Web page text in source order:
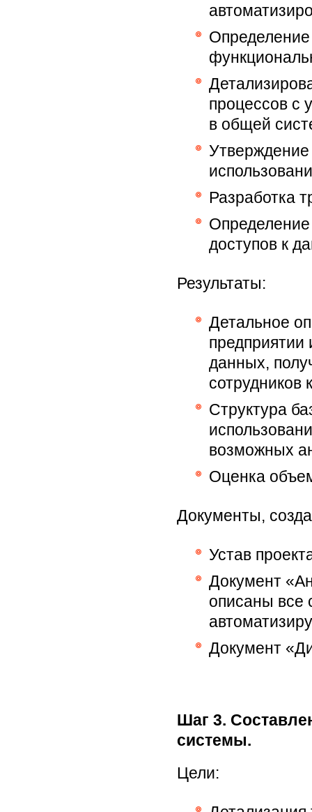
Определение
процессов с
в общей
Разработка
доступов к
Результаты:
Детальное
предприятии
данных,
сотрудников
Структура
возможных
Оценка
Документы,
Устав
Документ
описаны все
Документ
Шаг 3.
системы.
Цели: